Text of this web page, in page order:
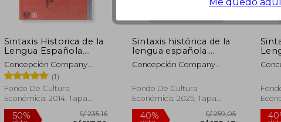
Sintaxis Historica de la
Lengua Española,
Frase no
Concepción Company
Company
(1)
Fondo De Cultura
Económica, 2014, Tapa
Blanda, Nuevo
Sintaxis histórica de la
lengua española.
Cuarta parte.
Estructura
informativa y discurso.
Tradiciones discursivas
Volumen 2
Concepción Company
Fondo De Cultura
Económica, 2025, Tapa
Dura, Nuevo
Dura,